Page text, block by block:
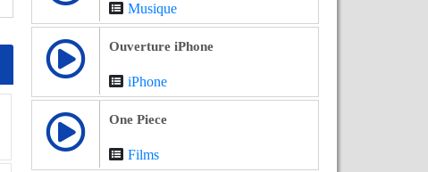
Musique
Ouverture iPhone
iPhone
One Piece
Films